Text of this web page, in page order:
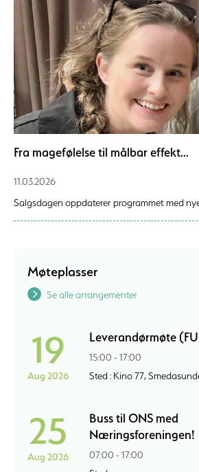
Fra magefølelse til målbar effekt...
11.03.2026
Salgsdagen oppdaterer programmet med
Møteplasser
Se alle arrangementer
19
Aug 2026
Leverandørmøte
15:00 - 17:00
Sted : Kino 77,
25
Aug 2026
Buss til ONS med
Næringsforeningen!
07:00 - 17:00